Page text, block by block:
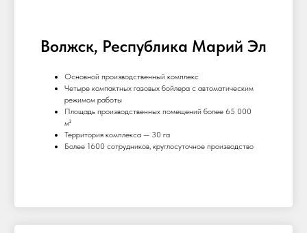
Волжск, Республика Марий Эл
Основной производственный комплекс
Четыре компактных газовых бойлера с автоматическим
режимом работы
Площадь производственных помещений более 65 000
м²
Территория комплекса — 30 га
Более 1600 сотрудников, круглосуточное производство